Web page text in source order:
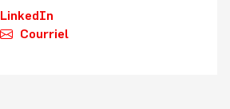
LinkedIn
Courriel